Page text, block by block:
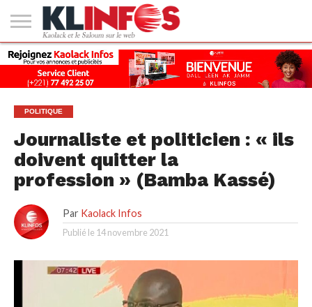
#2
(PAS
DE
TITRE)
KAOLACK
POLITIQUE
ECONOMIE
SOCIÉTÉ
CULTURE
PEOPLE
SPORT
SANTÉ
AFRIQUE
INTERNATIONAL
EMPLOI &
FORMATION
POLITIQUE
Journaliste et politicien : « ils
doivent quitter la
profession » (Bamba Kassé)
Par Kaolack Infos
Publié le 14 novembre 2021